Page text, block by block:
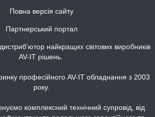
Повна версія сайту
Партнерський портал
найкращих світових виробників
AV-IT рішень.
професійного AV-IT обладнання з 2003
року.
комплексний технічний супровід, від